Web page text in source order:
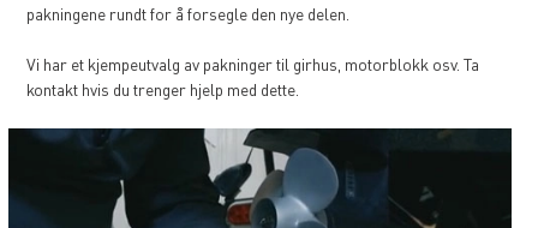
pakningene rundt for å forsegle den nye delen.
Vi har et kjempeutvalg av pakninger til girhus, motorblokk osv. Ta
kontakt hvis du trenger hjelp med dette.